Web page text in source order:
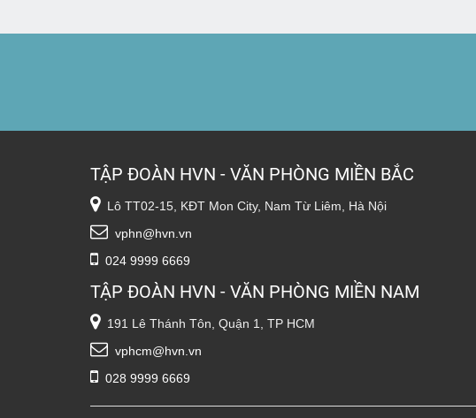
TẬP ĐOÀN HVN - VĂN PHÒNG MIỀN BẮC
Lô TT02-15, KĐT Mon City, Nam Từ Liêm, Hà Nội
vphn@hvn.vn
024 9999 6669
TẬP ĐOÀN HVN - VĂN PHÒNG MIỀN NAM
191 Lê Thánh Tôn, Quận 1, TP HCM
vphcm@hvn.vn
028 9999 6669